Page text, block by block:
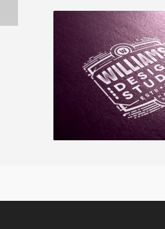
Studio